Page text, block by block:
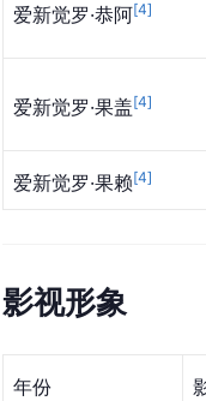
爱新觉罗·恭阿[4]
爱新觉罗·果盖[4]
爱新觉罗·果赖[4]
影视形象
年份